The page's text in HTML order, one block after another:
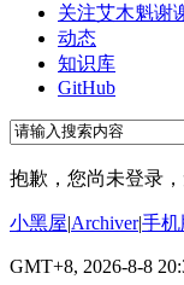
关注艾木魁谢
动态
知识库
GitHub
抱歉，您尚未登录
小黑屋|Archiver|手机
GMT+8, 2026-8-8